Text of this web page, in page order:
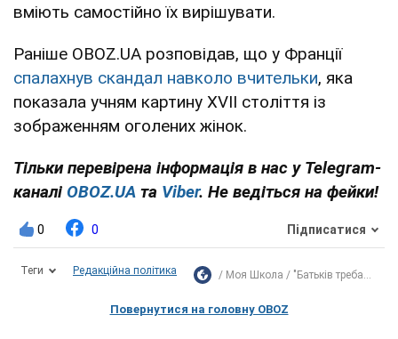
вміють самостійно їх вирішувати.
Раніше OBOZ.UA розповідав, що у Франції
спалахнув скандал навколо вчительки, яка
показала учням картину XVII століття із
зображенням оголених жінок.
Тільки перевірена інформація в нас у Telegram-
каналі OBOZ.UA та Viber. Не ведіться на фейки!
0 0 Підписатися
Теги Редакційна політика Моя Школа "Батьків треба...
Повернутися на головну OBOZ